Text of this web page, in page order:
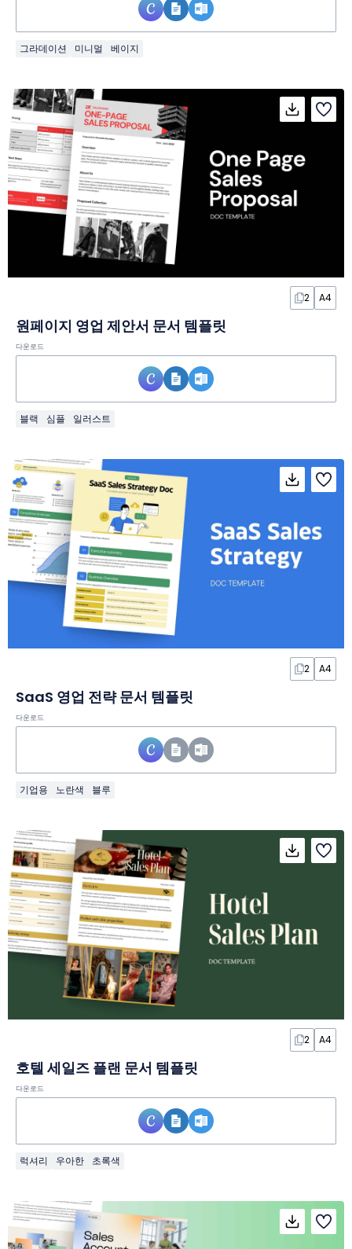
그라데이션 미니멀 베이지
2 A4
원페이지 영업 제안서 문서 템플릿
다운로드
블랙 심플 일러스트
2 A4
SaaS 영업 전략 문서 템플릿
다운로드
기업용 노란색 블루
2 A4
호텔 세일즈 플랜 문서 템플릿
다운로드
럭셔리 우아한 초록색